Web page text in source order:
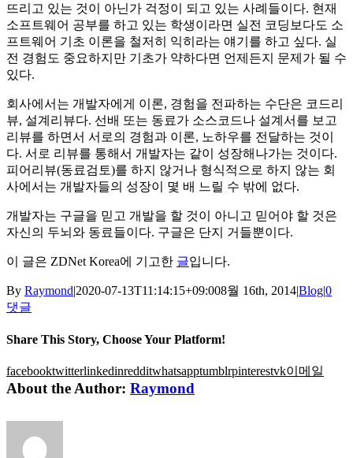
뜨리고 있는 것이 아닌가 걱정이 되고 있는 사례들이다. 현재
소프트웨어 공부를 하고 있는 학생이라면 실전 코딩보다도 소
프트웨어 기초 이론을 철저히 익히라는 얘기를 하고 싶다. 실
전 경험도 중요하지만 기초가 약하다면 언제든지 문제가 될 수
있다.
회사에서는 개발자에게 이론, 경험을 전파하는 수단은 코드리
뷰, 설계리뷰다. 선배 또는 동료가 소스코드나 설계서를 보고
리뷰를 하면서 서로의 경험과 이론, 노하우를 전달하는 것이
다. 서로 리뷰를 통해서 개발자는 같이 성장해나가는 것이다.
피어리뷰(동료검토)를 하지 않거나 형식적으로 하지 않는 회
사에서는 개발자들의 성장이 몇 배 느릴 수 밖에 없다.
개발자는 구글을 믿고 개발을 할 것이 아니고 믿어야 할 것은
자신의 두뇌와 동료들이다. 구글은 단지 거들뿐이다.
이 글은 ZDNet Korea에 기고한 글입니다.
By Raymond|2020-07-13T11:14:15+09:008월 16th, 2014|Blog|0
댓글
Share This Story, Choose Your Platform!
facebooktwitterlinkedinredditwhatsapptumblrpinterestvk이메일
About the Author: Raymond